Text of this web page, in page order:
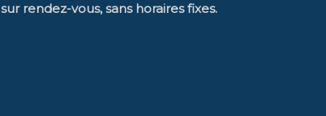
sur rendez-vous, sans horaires fixes.